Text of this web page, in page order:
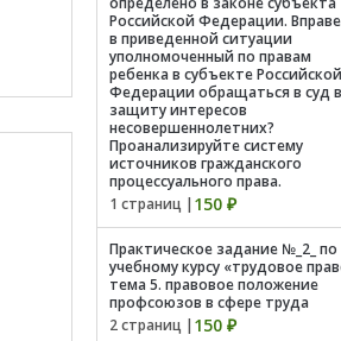
Российской Федерации.
в приведенной ситуации
уполномоченный по правам
ребенка в субъекте Российской
Федерации обращаться в суд в
защиту интересов
несовершеннолетних?
Проанализируйте систему
источников гражданского
процессуального права.
1 страниц | 150 ₽
Практическое задание №_2_ по
учебному курсу «трудовое
тема 5. правовое положение
профсоюзов в сфере труда
2 страниц | 150 ₽